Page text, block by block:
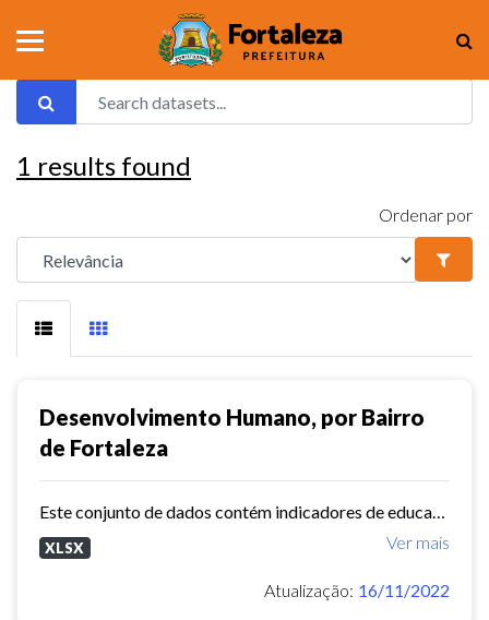
1 results found
Ordenar por
Desenvolvimento Humano, por Bairro
de Fortaleza
Ver mais
XLSX
Atualização: 16/11/2022